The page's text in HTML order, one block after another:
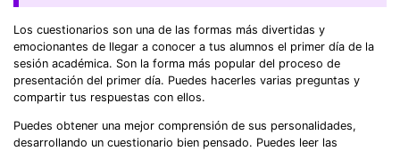
Los cuestionarios son una de las formas más divertidas y
emocionantes de llegar a conocer a tus alumnos el primer día de la
sesión académica. Son la forma más popular del proceso de
presentación del primer día. Puedes hacerles varias preguntas y
compartir tus respuestas con ellos.
Puedes obtener una mejor comprensión de sus personalidades,
desarrollando un cuestionario bien pensado. Puedes leer las